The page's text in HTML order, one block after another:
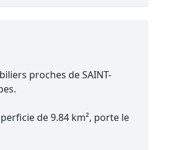
proches de SAINT-
de 9.84 km², porte le